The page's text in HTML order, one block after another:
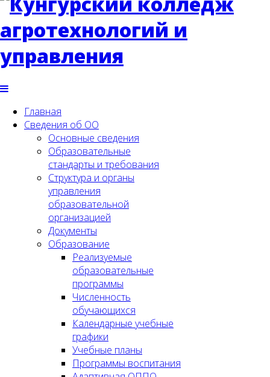
Главная
Сведения об ОО
Основные сведения
Образовательные
стандарты и требования
Структура и органы
управления
образовательной
организацией
Документы
Образование
Реализуемые
образовательные
программы
Численность
обучающихся
Календарные учебные
графики
Учебные планы
Программы воспитания